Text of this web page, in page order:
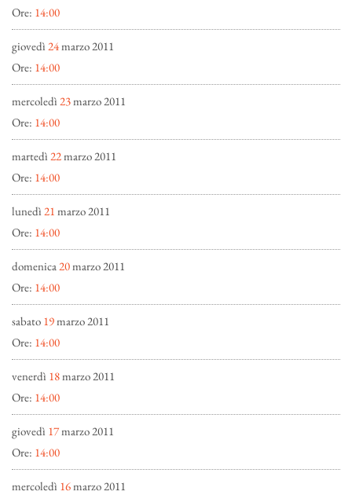
Ore: 14:00
giovedì 24marzo 2011
Ore: 14:00
mercoledì 23marzo 2011
Ore: 14:00
martedì 22marzo 2011
Ore: 14:00
lunedì 21 marzo 2011
Ore: 14:00
domenica20marzo 2011
Ore: 14:00
sabato 19marzo 2011
Ore: 14:00
venerdì 18marzo 2011
Ore: 14:00
giovedì 17marzo 2011
Ore: 14:00
mercoledì 16marzo 2011